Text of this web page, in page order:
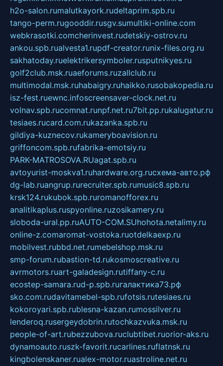
h2o-salon.rumalutkayork.rudeltaprim.spb.ru
tango-perm.rugooddir.rusgv.sumultiki-online.com
webkrasotki.comcherinvest.rudetskiy-ostrov.ru
ankou.spb.rualvesta1.rupdf-creator.runix-files.org.ru
sakhatoday.ruelektrikersymboler.rusputnikyes.ru
golf2club.msk.ruaeforums.ruzallclub.ru
multimodal.msk.ruhabaigry.ruhaikko.rusobakopedia.ru
isz-fest.ruewnc.infoscreensaver-clock.net.ru
volnav.spb.rucomnat.runpf.net.ru7bit.pp.rukalugatur.ru
tesiaes.rucard.com.rukazanka.spb.ru
gildiya-kuznecov.rukameryboavision.ru
griffoncom.spb.rufabrika-emotsiy.ru
PARK-MATROSOVA.RUagat.spb.ru
avtoyurist-moskva1.ruhardware.org.ruсхема-авто.рф
dg-lab.ruangrup.rurecruiter.spb.rumusic8.spb.ru
krsk124.rukubok.spb.ruromanofforex.ru
analitikaplus.ruspyonline.ruzosikamery.ru
sloboda-ural.pp.ruAUTO-COM.SUhohota.netalimy.ru
online-z.comaromat-vostoka.ruotdelkaexp.ru
mobilvest.rubbd.net.rumebelshop.msk.ru
smp-forum.rubastion-td.rukosmoscreative.ru
avrmotors.ruart-galadesign.rutiffany-c.ru
ecostep-samara.rud-p.spb.ruгалактика73.рф
sko.com.rudavitamebel-spb.rufotsis.rutesiaes.ru
kokoroyari.spb.rublesna-kazan.rumossilver.ru
lenderoq.rusergeydobrin.rutochkazvuka.msk.ru
people-of-art.rubezzubova.ruclubtibet.ruorior-aks.ru
dynamoauto.ruszk-favorit.rucarlines.ruflatnsk.ru
kingbolenskaner.rualex-motor.ruastroline.net.ru